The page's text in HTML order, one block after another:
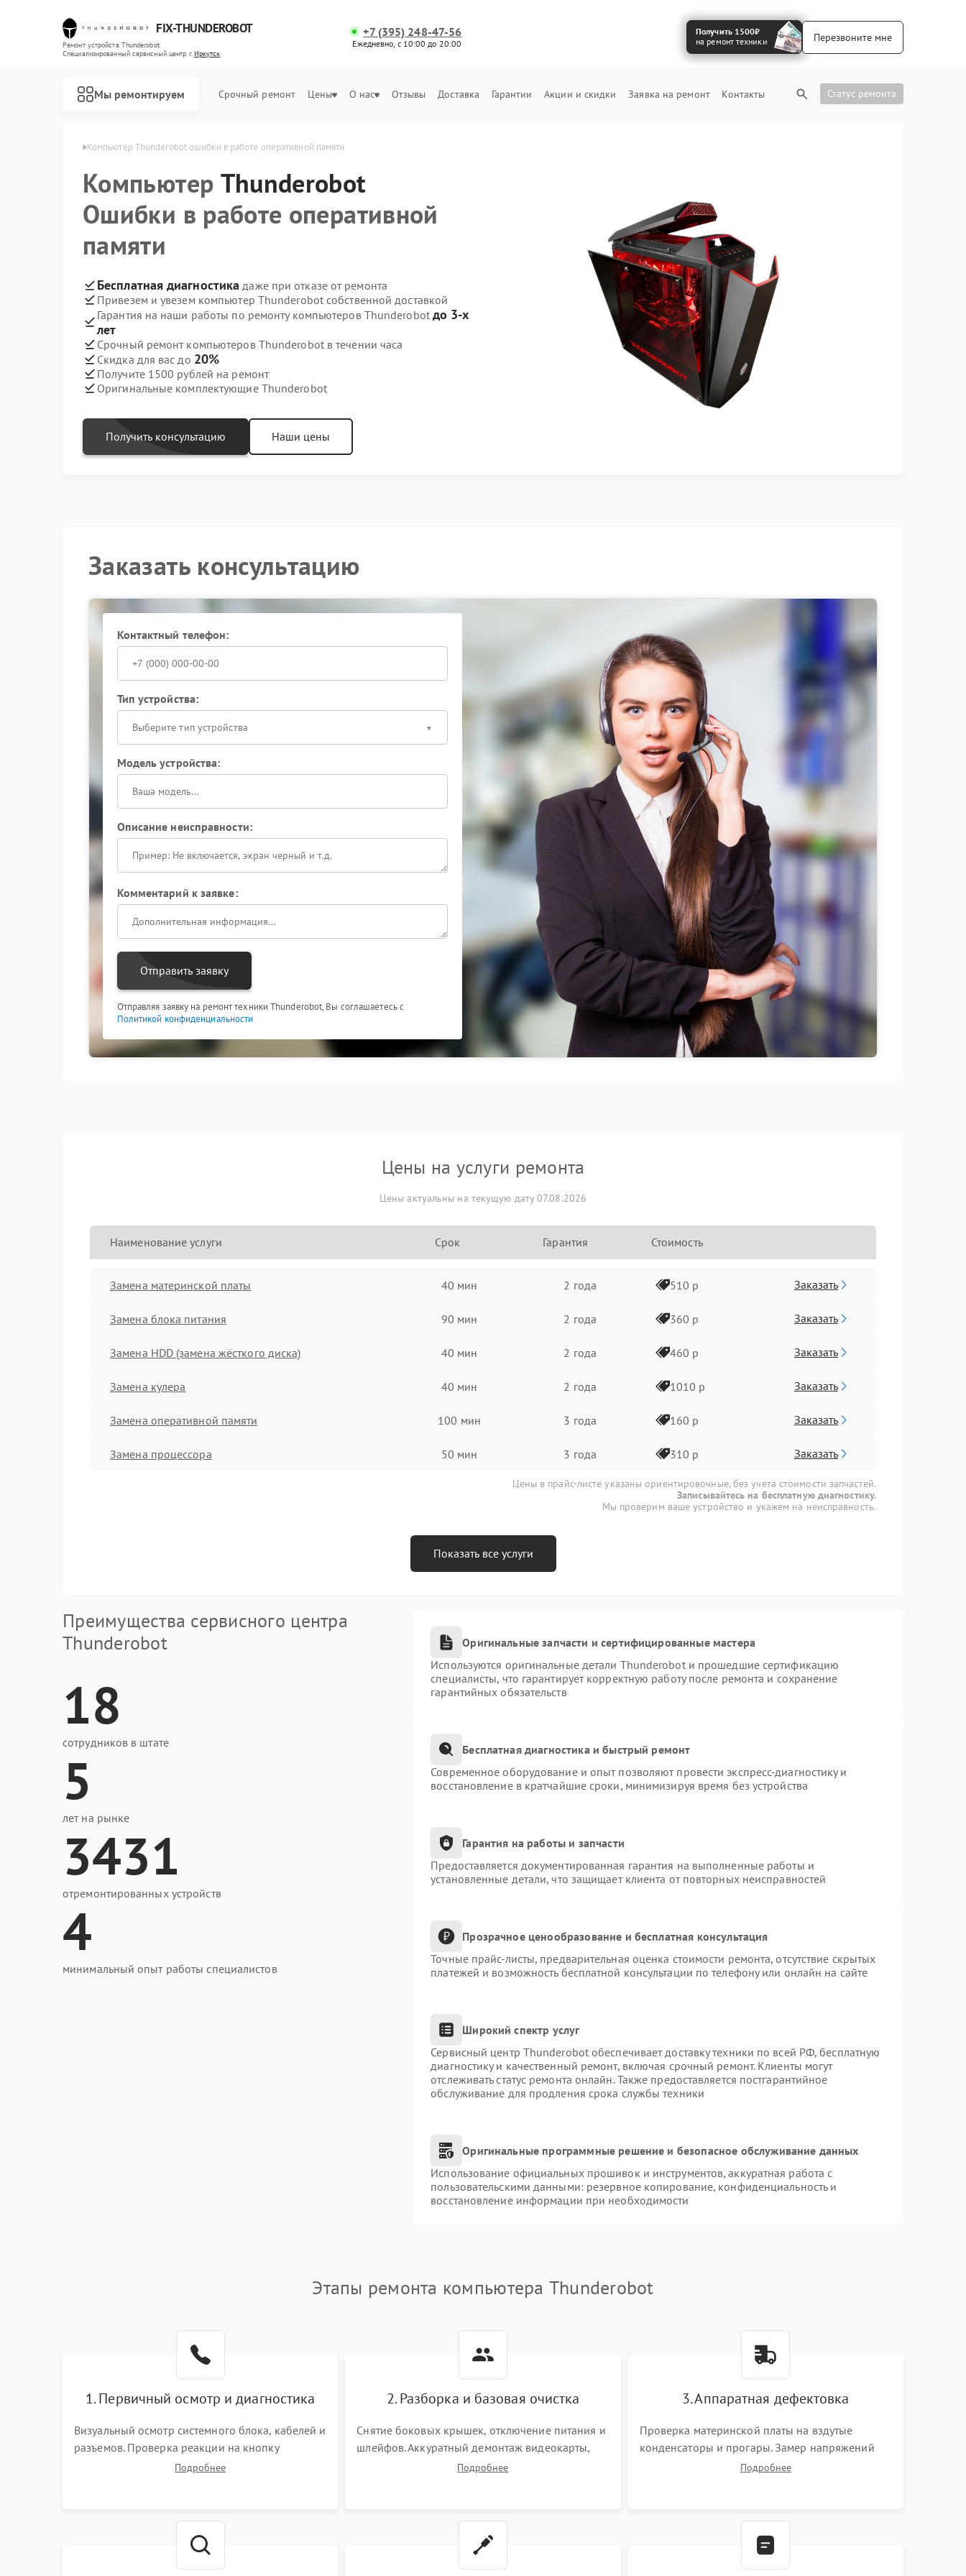
FIX-THUNDEROBOT
Ремонт устройств Thunderobot
Специализированный cервисный центр г.Иркутск
+7 (395) 248-47-56
Ежедневно, с 10:00 до 20:00
Получить 1500₽
на ремонт техники
Перезвоните мне
Мы ремонтируем Срочный ремонт Цены О нас Отзывы Доставка Гарантии Акции и скидки Заявка на ремонт Контакты Статус ремонта
Компьютер Thunderobot ошибки в работе оперативной памяти
Компьютер Thunderobot
Ошибки в работе оперативной
памяти
Бесплатная диагностика даже при отказе от ремонта
Привезем и увезем компьютер Thunderobot собственной доставкой
Гарантия на наши работы по ремонту компьютеров Thunderobot до 3-х
лет
Срочный ремонт компьютеров Thunderobot в течении часа
Скидка для вас до 20%
Получите 1500 рублей на ремонт
Оригинальные комплектующие Thunderobot
Получить консультацию Наши цены
Заказать консультацию
Контактный телефон:
Тип устройства:
Выберите тип устройства
Модель устройства:
Описание неисправности:
Комментарий к заявке:
Отправить заявку
Отправляя заявку на ремонт техники Thunderobot, Вы соглашаетесь с
Политикой конфиденциальности
Цены на услуги ремонта
Цены актуальны на текущую дату 07.08.2026
Наименование услуги Срок Гарантия Стоимость
Замена материнской платы 40 мин 2 года 510 р Заказать
Замена блока питания 90 мин 2 года 360 р Заказать
Замена HDD (замена жёсткого диска) 40 мин 2 года 460 р Заказать
Замена кулера 40 мин 2 года 1010 р Заказать
Замена оперативной памяти 100 мин 3 года 160 р Заказать
Замена процессора 50 мин 3 года 310 р Заказать
Цены в прайс-листе указаны ориентировочные, без учета стоимости запчастей.
Записывайтесь на бесплатную диагностику.
Мы проверим ваше устройство и укажем на неисправность.
Показать все услуги
Преимущества сервисного центра
Thunderobot
18
сотрудников в штате
5
лет на рынке
3431
отремонтированных устройств
4
минимальный опыт работы специалистов
Оригинальные запчасти и сертифицированные мастера
Используются оригинальные детали Thunderobot и прошедшие сертификацию
специалисты, что гарантирует корректную работу после ремонта и сохранение
гарантийных обязательств
Бесплатная диагностика и быстрый ремонт
Современное оборудование и опыт позволяют провести экспресс-диагностику и
восстановление в кратчайшие сроки, минимизируя время без устройства
Гарантия на работы и запчасти
Предоставляется документированная гарантия на выполненные работы и
установленные детали, что защищает клиента от повторных неисправностей
Прозрачное ценообразование и бесплатная консультация
Точные прайс-листы, предварительная оценка стоимости ремонта, отсутствие скрытых
платежей и возможность бесплатной консультации по телефону или онлайн на сайте
Широкий спектр услуг
Сервисный центр Thunderobot обеспечивает доставку техники по всей РФ, бесплатную
диагностику и качественный ремонт, включая срочный ремонт. Клиенты могут
отслеживать статус ремонта онлайн. Также предоставляется постгарантийное
обслуживание для продления срока службы техники
Оригинальные программные решение и безопасное обслуживание данных
Использование официальных прошивок и инструментов, аккуратная работа с
пользовательскими данными: резервное копирование, конфиденциальность и
восстановление информации при необходимости
Этапы ремонта компьютера Thunderobot
1. Первичный осмотр и диагностика
Визуальный осмотр системного блока, кабелей и
разъемов. Проверка реакции на кнопку
включения и звуковых сигналов POST. Оценка
Подробнее
2. Разборка и базовая очистка
Снятие боковых крышек, отключение питания и
шлейфов. Аккуратный демонтаж видеокарты,
оперативной памяти и кулеров. Тщательная
Подробнее
3. Аппаратная дефектовка
Проверка материнской платы на вздутые
конденсаторы и прогары. Замер напряжений
мультиметром. Тестирование оперативной
Подробнее